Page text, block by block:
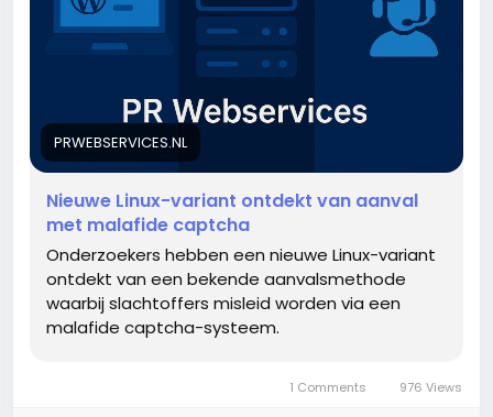
PRWEBSERVICES.NL
Nieuwe Linux-variant ontdekt van aanval
met malafide captcha
Onderzoekers hebben een nieuwe Linux-variant
ontdekt van een bekende aanvalsmethode
waarbij slachtoffers misleid worden via een
malafide captcha-systeem.
1 Comments 976 Views